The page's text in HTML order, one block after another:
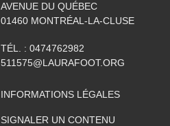
AVENUE DU QUÉBEC
01460 MONTRÉAL-LA-CLUSE
TÉL. : 0474762982
511575@LAURAFOOT.ORG
INFORMATIONS LÉGALES
SIGNALER UN CONTENU